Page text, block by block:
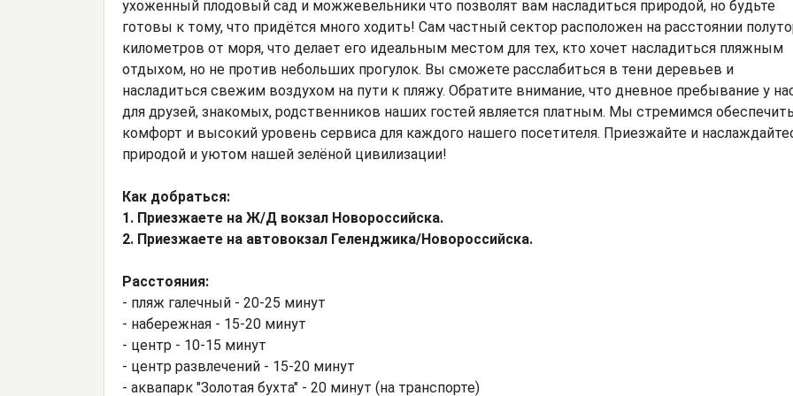
ухоженный плодовый сад и можжевельники что позволят вам насладиться природой, но будьте
готовы к тому, что придётся много ходить! Сам частный сектор расположен на расстоянии
километров от моря, что делает его идеальным местом для тех, кто хочет насладиться пляжным
отдыхом, но не против небольших прогулок. Вы сможете расслабиться в тени деревьев и
насладиться свежим воздухом на пути к пляжу. Обратите внимание, что дневное пребывание у
для друзей, знакомых, родственников наших гостей является платным. Мы стремимся обеспечить
комфорт и высокий уровень сервиса для каждого нашего посетителя. Приезжайте и
природой и уютом нашей зелёной цивилизации!
Как добраться:
1. Приезжаете на Ж/Д вокзал Новороссийска.
2. Приезжаете на автовокзал Геленджика/Новороссийска.
Расстояния:
- пляж галечный - 20-25 минут
- набережная - 15-20 минут
- центр - 10-15 минут
- центр развлечений - 15-20 минут
- аквапарк "Золотая бухта" - 20 минут (на транспорте)